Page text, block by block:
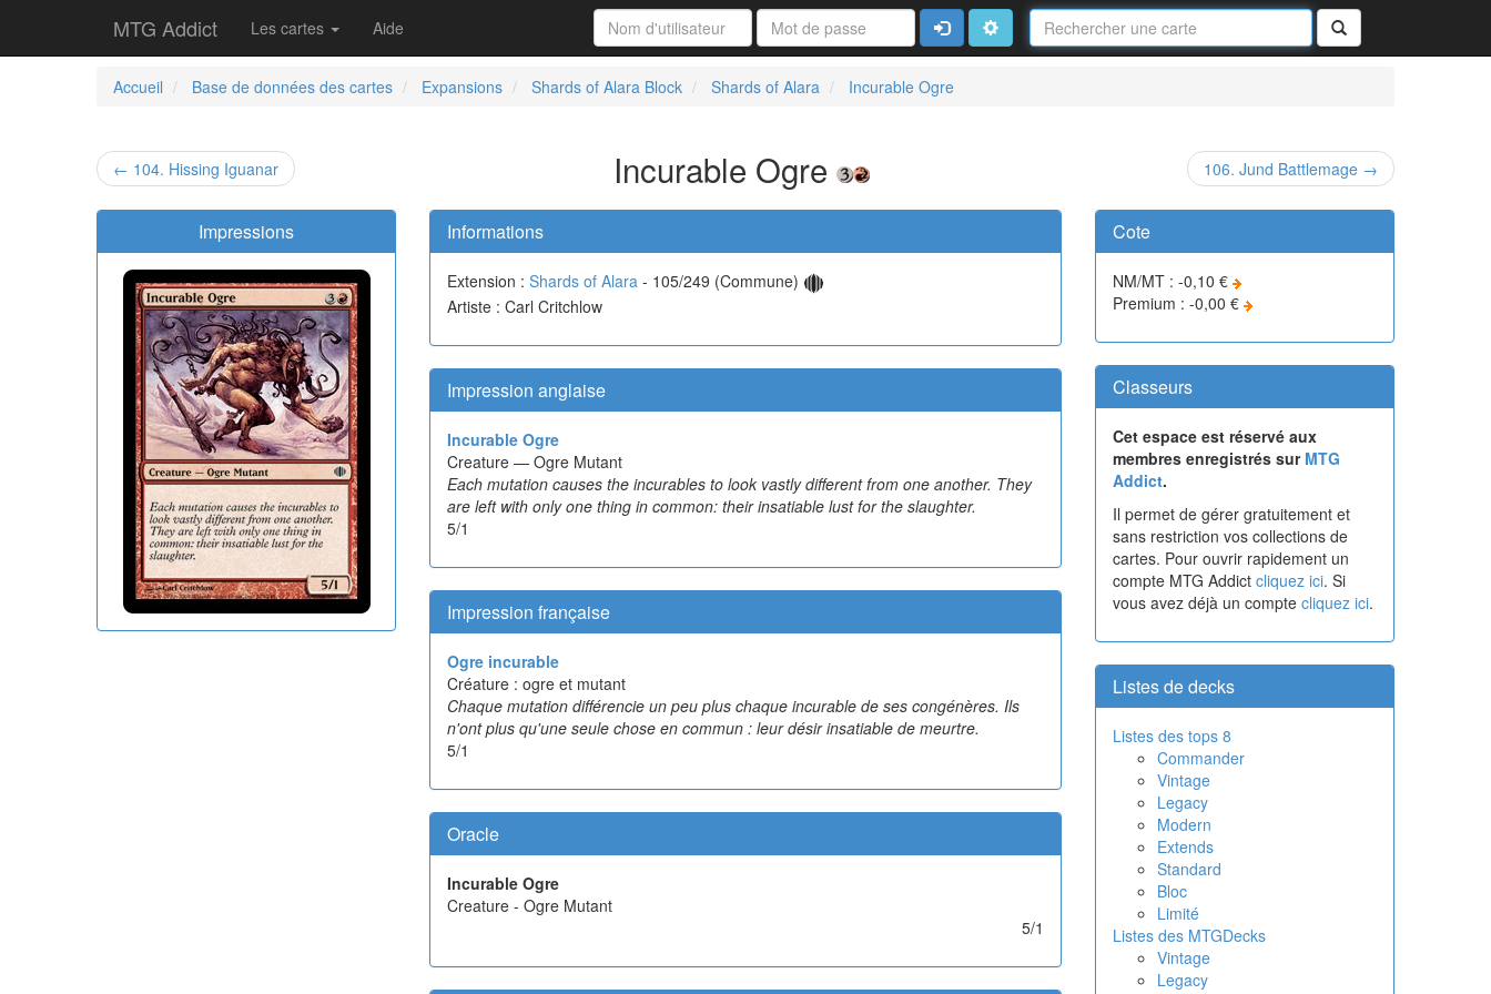
MTG Addict Les cartes Aide
Nom
de
la
Rechercher
ConnexionAvancé
Accueil
Base de données des cartes Expansions Shards of Alara Block Shards of Alara Incurable Ogre
← 104. Hissing Iguanar Incurable Ogre 106. Jund Battlemage →
Impressions Informations
Extension : Shards of Alara - 105/249 (Commune)
Artiste : Carl Critchlow
Impression anglaise
Incurable Ogre
Creature — Ogre Mutant
Each mutation causes the incurables to look vastly different from one another. They
are left with only one thing in common: their insatiable lust for the slaughter.
5/1
Impression française
Ogre incurable
Créature : ogre et mutant
Chaque mutation différencie un peu plus chaque incurable de ses congénères. Ils
n'ont plus qu'une seule chose en commun : leur désir insatiable de meurtre.
5/1
Oracle
Incurable Ogre
Creature - Ogre Mutant
5/1
Cote
NM/MT : -0,10 €
Premium : -0,00 €
Classeurs
Cet espace est réservé aux
membres enregistrés sur MTG
Addict.
Il permet de gérer gratuitement et
sans restriction vos collections de
cartes. Pour ouvrir rapidement un
compte MTG Addict cliquez ici. Si
vous avez déjà un compte cliquez ici.
Listes de decks
Listes des tops 8
Commander
Vintage
Legacy
Modern
Extends
Standard
Bloc
Limité
Listes des MTGDecks
Vintage
Legacy